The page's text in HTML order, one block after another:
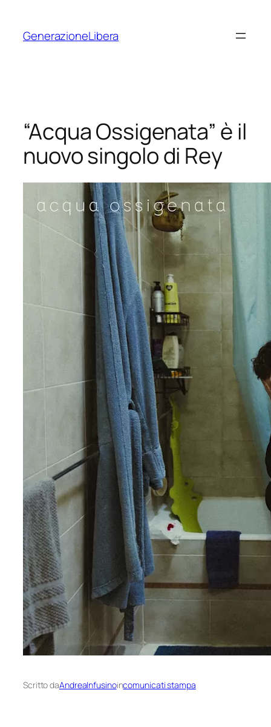
contenuto
GenerazioneLibera
“Acqua Ossigenata” è il
nuovo singolo di Rey
Scritto daAndreaInfusinoincomunicati stampa